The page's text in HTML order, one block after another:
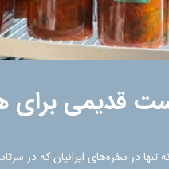
قدیمی برای
در سفره‌های ایرانیان که در